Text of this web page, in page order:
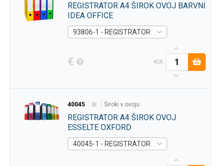
REGISTRATOR A4 ŠIROK OVOJ BARVNI
IDEA OFFICE
93806-1 - REGISTRATOR A4 ŠIROK OVOJ
€ KOS
40045 široki v ovoju
REGISTRATOR A4 ŠIROK OVOJ
ESSELTE OXFORD
40045-1 - REGISTRATOR A4 ŠIROK OVOJ